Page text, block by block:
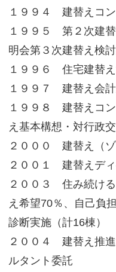
１９９４ 建替えコ
１９９５ 第２次建
明会第３次建替え検
１９９６ 住宅建替
１９９７ 建替え会
１９９８ 建替えコ
え基本構想・対行政
２０００ 建替え（
２００１ 建替えデ
２００３ 住み続け
え希望70％、自己負
診断実施（計16棟）
２００４ 建替え推
ルタント委託